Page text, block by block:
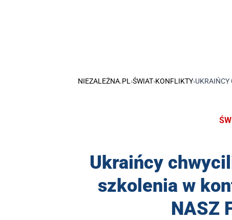
NIEZALEŻNA.PL ›ŚWIAT›KONFLIKTY›UKRAIŃCY
Ukraińcy
szkolenia w
NASZ